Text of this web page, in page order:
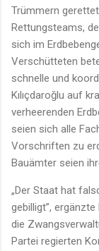
Trümmern
Rettungsteams,
sich im
Verschütteten
schnelle und
Kılıçdaroğlu auf
verheerenden
seien sich alle
Vorschriften zu
Bauämter seien
„Der Staat hat
gebilligt”,
die
Partei regierten